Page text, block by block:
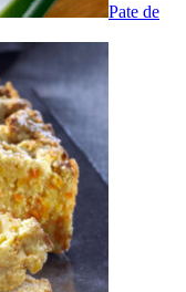
Pate de